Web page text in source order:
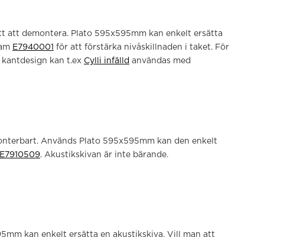
demontera. Plato 595x595mm kan enkelt ersätta
E7940001 för att förstärka nivåskillnaden i taket. För
kan t.ex Cylli infälld användas med
Används Plato 595x595mm kan den enkelt
E7910509. Akustikskivan är inte bärande.
kan enkelt ersätta en akustikskiva. Vill man att